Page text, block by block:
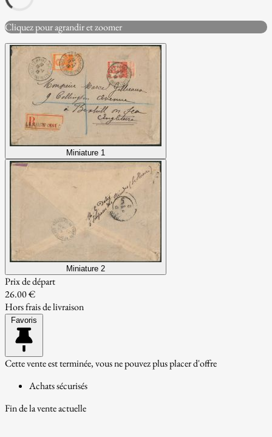
Cliquez pour agrandir et zoomer
Miniature 1
Miniature 2
Prix de départ
26.00 €
Hors frais de livraison
Favoris
Cette vente est terminée, vous ne pouvez plus placer d'offre
Achats sécurisés
Fin de la vente actuelle